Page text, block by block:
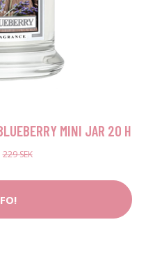
MINI JAR 20 H
229 SEK